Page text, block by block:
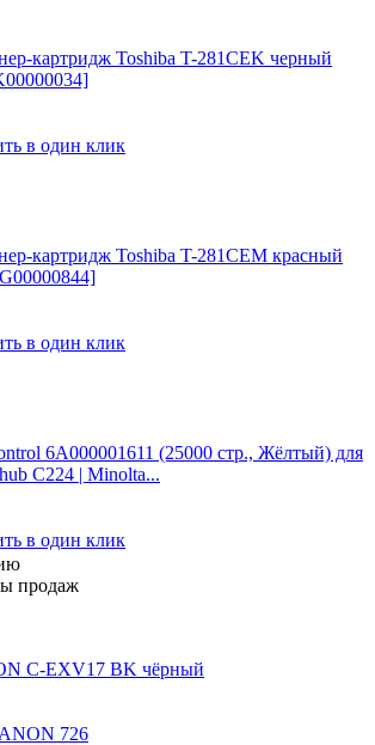
картридж Toshiba T-281CEK черный
в один клик
картридж Toshiba T-281CEM красный
в один клик
6A000001611 (25000 стр., Жёлтый) для
C224 | Minolta...
в один клик
продаж
C-EXV17 BK чёрный
726